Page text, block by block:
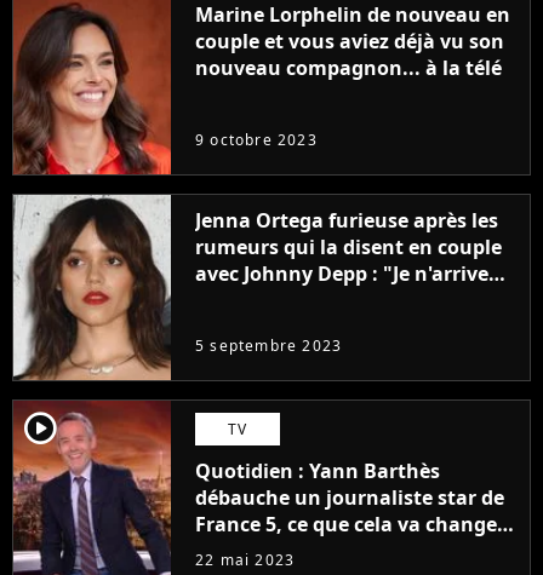
Marine Lorphelin de nouveau en
couple et vous aviez déjà vu son
nouveau compagnon... à la télé
9 octobre 2023
Jenna Ortega furieuse après les
rumeurs qui la disent en couple
avec Johnny Depp : "Je n'arrive
5 septembre 2023
player2 TV
Quotidien : Yann Barthès
débauche un journaliste star de
France 5, ce que cela va changer
à la rentrée
22 mai 2023